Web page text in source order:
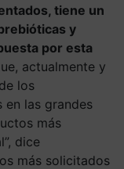
tiene un
y
por esta
actualmente y
los
en las grandes
más
dice
más solicitados